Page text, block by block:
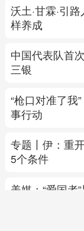
沃土·甘霖·引
样养成
中国代表队首
三银
“枪口对准了我
事行动
专题丨 伊：重
5个条件
美媒：“爱国者